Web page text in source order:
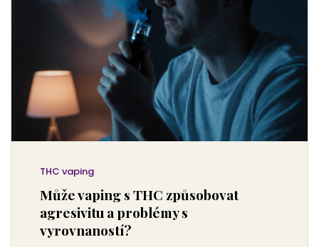
THC vaping
Může vaping s THC způsobovat
agresivitu a problémy s
vyrovnaností?